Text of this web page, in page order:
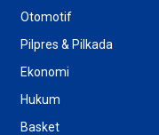
Otomotif
Pilpres & Pilkada
Ekonomi
Hukum
Basket